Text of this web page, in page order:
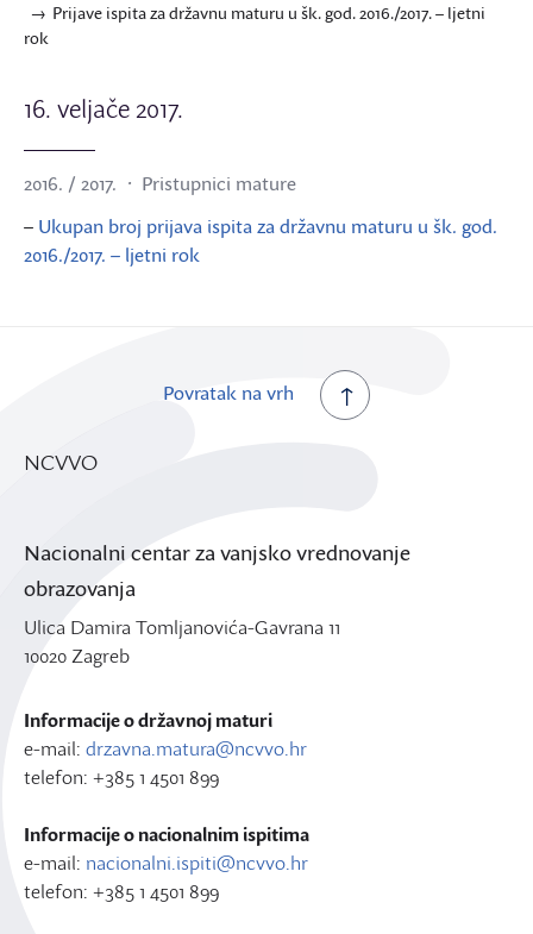
Prijave ispita za državnu maturu u šk. god. 2016./2017. – ljetni
rok
16. veljače 2017.
2016. / 2017.
Pristupnici mature
– Ukupan broj prijava ispita za državnu maturu u šk. god.
2016./2017. – ljetni rok
Povratak na vrh
NCVVO
Nacionalni centar za vanjsko vrednovanje
obrazovanja
Ulica Damira Tomljanovića-Gavrana 11
10020 Zagreb
Informacije o državnoj maturi
e-mail: drzavna.matura@ncvvo.hr
telefon: +385 1 4501 899
Informacije o nacionalnim ispitima
e-mail: nacionalni.ispiti@ncvvo.hr
telefon: +385 1 4501 899